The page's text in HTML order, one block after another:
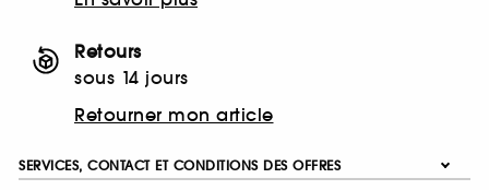
Retours
sous 14 jours
Retourner mon article
SERVICES, CONTACT ET CONDITIONS DES OFFRES